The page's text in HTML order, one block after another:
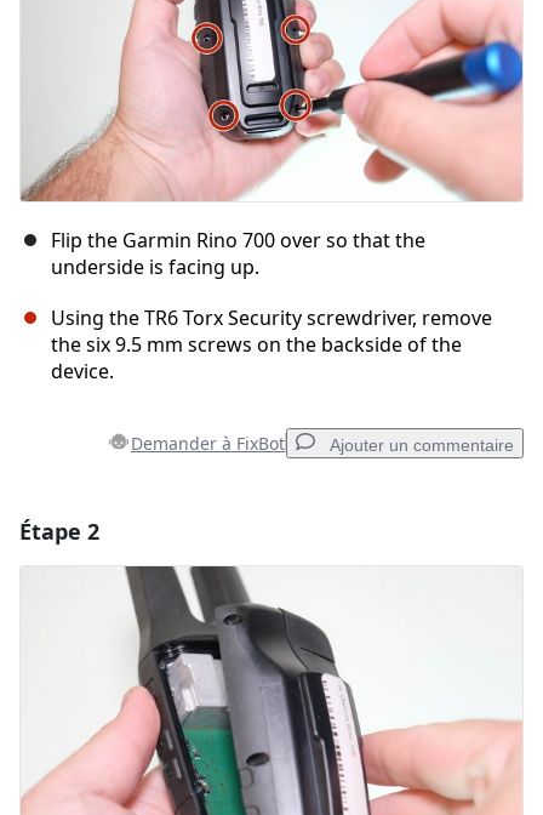
Flip the Garmin Rino 700 over so that the
underside is facing up.
Using the TR6 Torx Security screwdriver, remove
the six 9.5 mm screws on the backside of the
device.
Demander à FixBot Ajouter un commentaire
Ajouter un commentaire
Annuler Publier un commentaire
Étape 2